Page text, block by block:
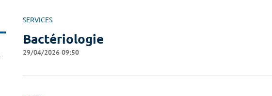
SERVICES
Bactériologie
29/04/2026 09:50